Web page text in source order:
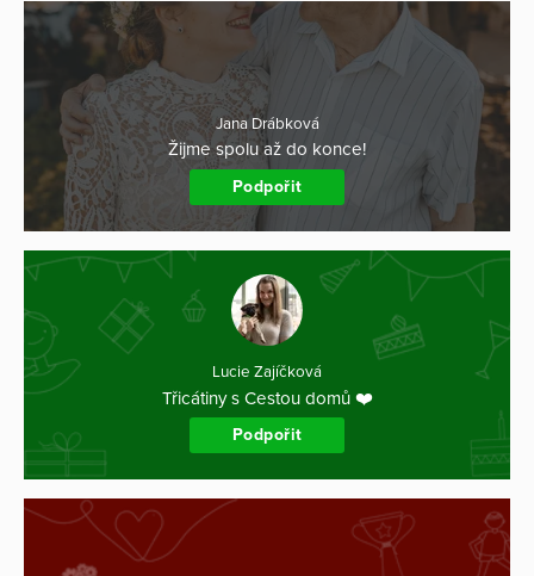
Jana Drábková
Žijme spolu až do konce!
Podpořit
Lucie Zajíčková
Třicátiny s Cestou domů ❤️
Podpořit